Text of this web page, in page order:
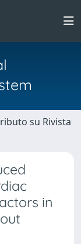
su Rivista
in